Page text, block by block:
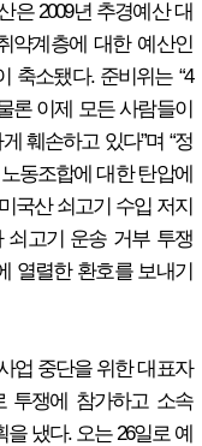
은 2009년 추경예산 대
약계층에 대한 예산인
축소됐다. 준비위는 “4
론 이제 모든 사람들이
훼손하고 있다”며 “정
동조합에 대한 탄압에
국산 쇠고기 수입 저지
쇠고기 운송 거부 투쟁
열렬한 환호를 보내기
업 중단을 위한 대표자
투쟁에 참가하고 소속
냈다. 오는 26일로 예